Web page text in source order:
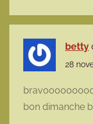
betty
28
bon dimanche